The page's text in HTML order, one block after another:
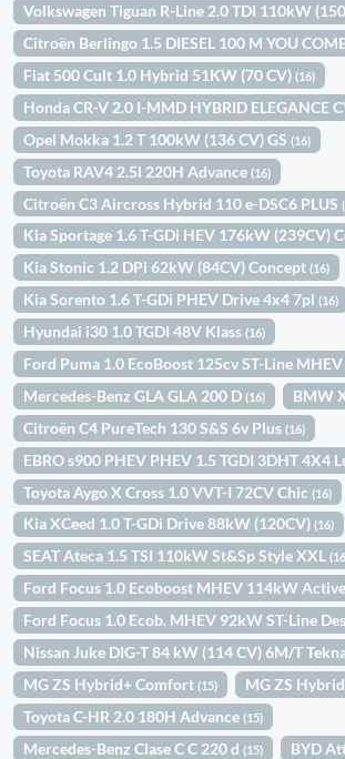
Volkswagen Tiguan R-Line 2.0 TDI 110kW
Citroën Berlingo 1.5 DIESEL 100 M YOU
Fiat 500 Cult 1.0 Hybrid 51KW (70 CV)(16)
Honda CR-V 2.0 I-MMD HYBRID ELEGANCE
Opel Mokka 1.2 T 100kW (136 CV) GS(16)
Toyota RAV4 2.5l 220H Advance(16)
Citroën C3 Aircross Hybrid 110 e-DSC6 PLUS
Kia Sportage 1.6 T-GDi HEV 176kW (239CV)
Kia Stonic 1.2 DPi 62kW (84CV) Concept(16)
Kia Sorento 1.6 T-GDi PHEV Drive 4x4 7pl(16)
Hyundai i30 1.0 TGDI 48V Klass(16)
Ford Puma 1.0 EcoBoost 125cv ST-Line
Mercedes-Benz GLA GLA 200 D(16) BMW
Citroën C4 PureTech 130 S&S 6v Plus(16)
EBRO s900 PHEV PHEV 1.5 TGDI 3DHT 4X4
Toyota Aygo X Cross 1.0 VVT-I 72CV Chic(16)
Kia XCeed 1.0 T-GDi Drive 88kW (120CV)(16)
SEAT Ateca 1.5 TSI 110kW St&Sp Style XXL
Ford Focus 1.0 Ecoboost MHEV 114kW
Ford Focus 1.0 Ecob. MHEV 92kW ST-Line
Nissan Juke DIG-T 84 kW (114 CV) 6M/T
MG ZS Hybrid+ Comfort(15) MG ZS
Toyota C-HR 2.0 180H Advance(15)
Mercedes-Benz Clase C C 220 d(15) BYD